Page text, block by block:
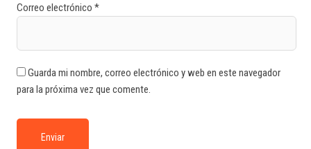
Correo electrónico *
Guarda mi nombre, correo electrónico y web en este navegador
para la próxima vez que comente.